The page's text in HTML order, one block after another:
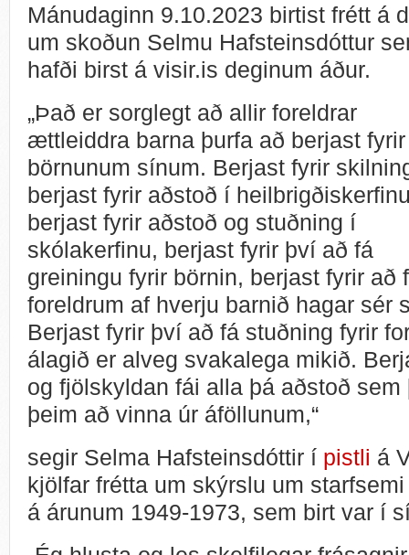
Mánudaginn 9.10.2023 birtist frétt á
um skoðun Selmu Hafsteinsdóttur
hafði birst á visir.is deginum áður.
„Það er sorglegt að allir foreldrar
ættleiddra barna þurfa að berjast fyrir
börnunum sínum. Berjast fyrir
berjast fyrir aðstoð í
berjast fyrir aðstoð og stuðning í
skólakerfinu, berjast fyrir því að fá
greiningu fyrir börnin, berjast fyrir að
foreldrum af hverju barnið hagar sér
Berjast fyrir því að fá stuðning fyrir
álagið er alveg svakalega mikið.
og fjölskyldan fái alla þá aðstoð
þeim að vinna úr áföllunum,“
segir Selma Hafsteinsdóttir í pistli á
kjölfar frétta um skýrslu um
á árunum 1949-1973, sem birt var í